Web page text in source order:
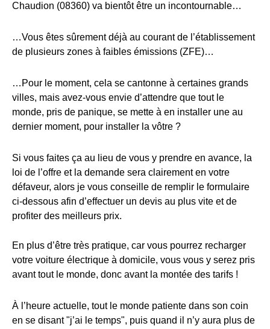
Chaudion (08360) va bientôt être un incontournable…
…Vous êtes sûrement déjà au courant de l’établissement
de plusieurs zones à faibles émissions (ZFE)…
…Pour le moment, cela se cantonne à certaines grands
villes, mais avez-vous envie d’attendre que tout le
monde, pris de panique, se mette à en installer une au
dernier moment, pour installer la vôtre ?
Si vous faites ça au lieu de vous y prendre en avance, la
loi de l’offre et la demande sera clairement en votre
défaveur, alors je vous conseille de remplir le formulaire
ci-dessous afin d’effectuer un devis au plus vite et de
profiter des meilleurs prix.
En plus d’être très pratique, car vous pourrez recharger
votre voiture électrique à domicile, vous vous y serez pris
avant tout le monde, donc avant la montée des tarifs !
À l’heure actuelle, tout le monde patiente dans son coin
en se disant "j’ai le temps", puis quand il n’y aura plus de